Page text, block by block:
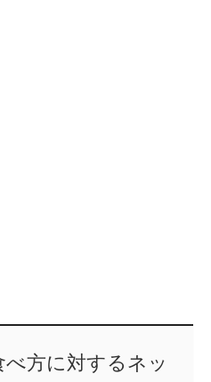
方に対するネッ